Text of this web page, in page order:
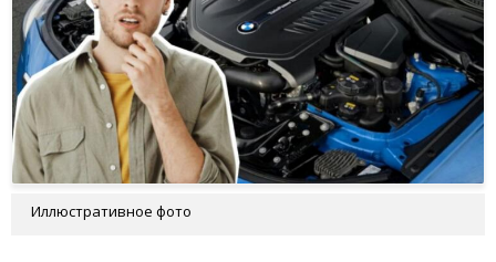
Иллюстративное фото